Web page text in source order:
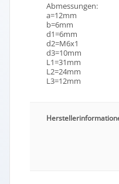
Abmessungen:
a=12mm
b=6mm
d1=6mm
d2=M6x1
d3=10mm
L1=31mm
L2=24mm
L3=12mm